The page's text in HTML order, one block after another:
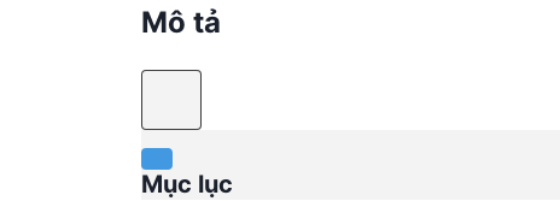
Mô tả
Mục lục